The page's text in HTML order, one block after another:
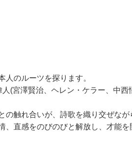
のルーツを探ります。
(宮澤賢治、ヘレン・ケラー、中
触れ合いが、詩歌を織り交ぜなが
直感をのびのびと解放し、才能を